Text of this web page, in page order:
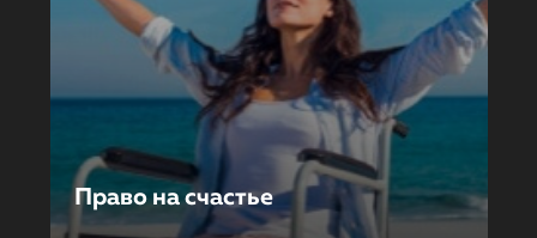
Право на счастье